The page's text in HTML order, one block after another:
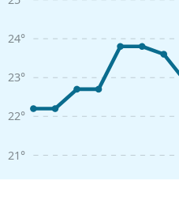
21°
22°
23°
24°